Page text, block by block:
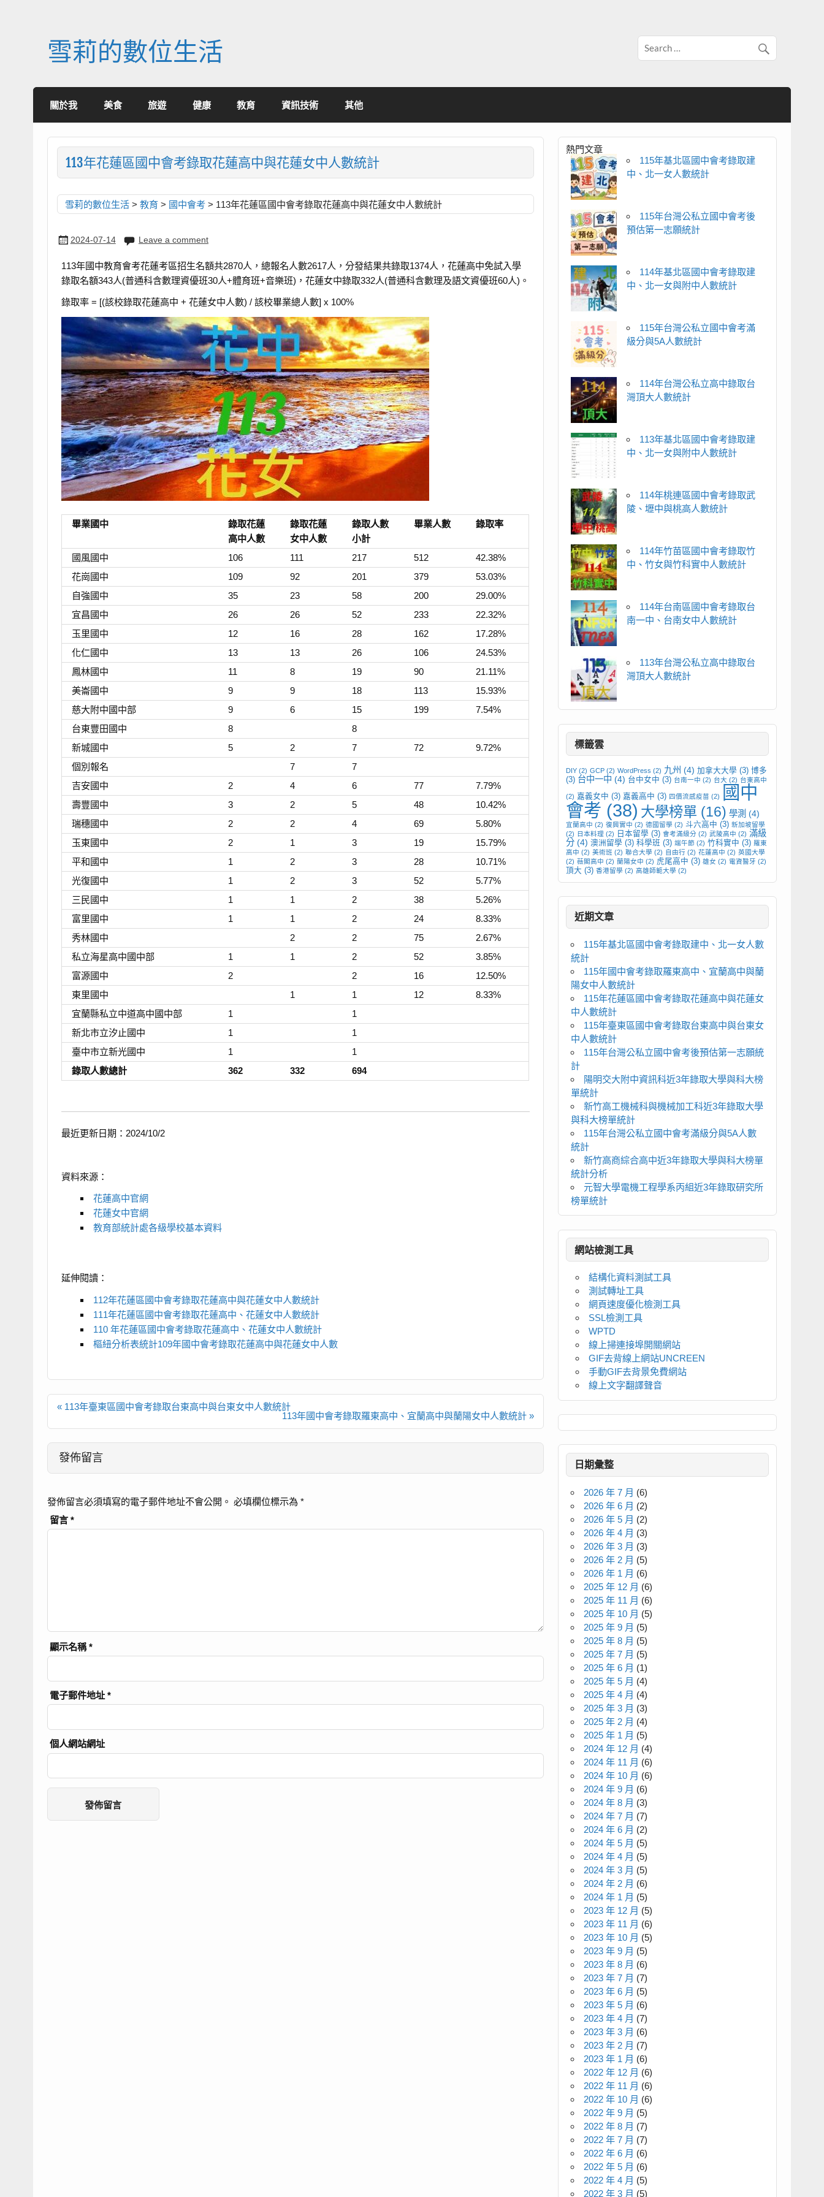
雪莉的數位生活
關於我 美食 旅遊 健康 教育 資訊技術 其他
113年花蓮區國中會考錄取花蓮高中與花蓮女中人數統計
雪莉的數位生活> 教育> 國中會考> 113年花蓮區國中會考錄取花蓮高中與花蓮女中人數統計
2024-07-14 Leave a comment
113年國中教育會考花蓮考區招生名額共2870人，總報名人數2617人，分發結果共錄取1374人，花蓮高中免試入學
錄取名額343人(普通科含數理資優班30人+體育班+音樂班)，花蓮女中錄取332人(普通科含數理及語文資優班60人)。
錄取率 = [(該校錄取花蓮高中 + 花蓮女中人數) / 該校畢業總人數] x 100%
畢業國中
錄取花蓮
高中人數
錄取花蓮
女中人數
錄取人數
小計
畢業人數 錄取率
國風國中 106 111 217 512
42.38%
花崗國中
109 92 201 379
53.03%
自強國中
35 23 58 200
29.00%
宜昌國中
26 26 52 233
22.32%
玉里國中
12 16 28 162
17.28%
化仁國中
13 13 26 106
24.53%
鳳林國中
11 8 19 90
21.11%
美崙國中
9 9 18 113
15.93%
慈大附中國中部
9 6 15 199
7.54%
台東豐田國中
8
8
新城國中
5 2 7 72
9.72%
個別報名
7
7
吉安國中
2 4 6 77
7.79%
壽豐國中
3 2 5 48
10.42%
瑞穗國中
2 2 4 69
5.80%
玉東國中
2 1 3 19
15.79%
平和國中
1 2 3 28
10.71%
光復國中
1 2 3 52
5.77%
三民國中
1 1 2 38
5.26%
富里國中
1 1 2 24
8.33%
秀林國中
2 2 75
2.67%
私立海星高中國中部
1 1 2 52
3.85%
富源國中
2 2 16
12.50%
東里國中
1 1 12
8.33%
宜蘭縣私立中道高中國中部
1
1
新北市立汐止國中
1
1
臺中市立新光國中
1
1
錄取人數總計
362 332 694
最近更新日期：2024/10/2
資料來源：
花蓮高中官網
花蓮女中官網
教育部統計處各級學校基本資料
延伸閱讀：
112年花蓮區國中會考錄取花蓮高中與花蓮女中人數統計
111年花蓮區國中會考錄取花蓮高中、花蓮女中人數統計
110 年花蓮區國中會考錄取花蓮高中、花蓮女中人數統計
樞紐分析表統計109年國中會考錄取花蓮高中與花蓮女中人數
文
« 113年臺東區國中會考錄取台東高中與台東女中人數統計
113年國中會考錄取羅東高中、宜蘭高中與蘭陽女中人數統計 »
發佈留言
發佈留言必須填寫的電子郵件地址不會公開。 必填欄位標示為 *
留言*
顯示名稱*
電子郵件地址*
個人網站網址
熱門文章
115年基北區國中會考錄取建
中、北一女人數統計
115年台灣公私立國中會考後
預估第一志願統計
114年基北區國中會考錄取建
中、北一女與附中人數統計
115年台灣公私立國中會考滿
級分與5A人數統計
114年台灣公私立高中錄取台
灣頂大人數統計
113年基北區國中會考錄取建
中、北一女與附中人數統計
114年桃連區國中會考錄取武
陵、壢中與桃高人數統計
114年竹苗區國中會考錄取竹
中、竹女與竹科實中人數統計
114年台南區國中會考錄取台
南一中、台南女中人數統計
113年台灣公私立高中錄取台
灣頂大人數統計
標籤雲
DIY (2) GCP (2) WordPress (2) 九州 (4) 加拿大大學 (3) 博多
(3) 台中一中 (4) 台中女中 (3) 台南一中 (2) 台大 (2) 台東高中
(2) 嘉義女中 (3) 嘉義高中 (3) 四價流感疫苗 (2)
國中
會考 (38) 大學榜單 (16) 學測 (4)
宜蘭高中 (2) 復興實中 (2) 德國留學 (2) 斗六高中 (3) 新加坡留學
(2) 日本料理 (2) 日本留學 (3) 會考滿級分 (2) 武陵高中 (2) 滿級
分 (4) 澳洲留學 (3) 科學班 (3) 端午節 (2) 竹科實中 (3) 羅東
高中 (2) 美術班 (2) 聯合大學 (2) 自由行 (2) 花蓮高中 (2) 英國大學
(2) 薇閣高中 (2) 蘭陽女中 (2) 虎尾高中 (3) 雄女 (2) 電資醫牙 (2)
頂大 (3) 香港留學 (2) 高雄師範大學 (2)
近期文章
115年基北區國中會考錄取建中、北一女人數
統計
115年國中會考錄取羅東高中、宜蘭高中與蘭
陽女中人數統計
115年花蓮區國中會考錄取花蓮高中與花蓮女
中人數統計
115年臺東區國中會考錄取台東高中與台東女
中人數統計
115年台灣公私立國中會考後預估第一志願統
計
陽明交大附中資訊科近3年錄取大學與科大榜
單統計
新竹高工機械科與機械加工科近3年錄取大學
與科大榜單統計
115年台灣公私立國中會考滿級分與5A人數
統計
新竹高商綜合高中近3年錄取大學與科大榜單
統計分析
元智大學電機工程學系丙組近3年錄取研究所
榜單統計
網站檢測工具
結構化資料測試工具
測試轉址工具
網頁速度優化檢測工具
SSL檢測工具
WPTD
線上掃連接埠開關網站
GIF去背線上網站UNCREEN
手動GIF去背景免費網站
線上文字翻譯聲音
日期彙整
2026 年 7 月 (6)
2026 年 6 月 (2)
2026 年 5 月 (2)
2026 年 4 月 (3)
2026 年 3 月 (3)
2026 年 2 月 (5)
2026 年 1 月 (6)
2025 年 12 月 (6)
2025 年 11 月 (6)
2025 年 10 月 (5)
2025 年 9 月 (5)
2025 年 8 月 (5)
2025 年 7 月 (5)
2025 年 6 月 (1)
2025 年 5 月 (4)
2025 年 4 月 (4)
2025 年 3 月 (3)
2025 年 2 月 (4)
2025 年 1 月 (5)
2024 年 12 月 (4)
2024 年 11 月 (6)
2024 年 10 月 (6)
2024 年 9 月 (6)
2024 年 8 月 (3)
2024 年 7 月 (7)
2024 年 6 月 (2)
2024 年 5 月 (5)
2024 年 4 月 (5)
2024 年 3 月 (5)
2024 年 2 月 (6)
2024 年 1 月 (5)
2023 年 12 月 (5)
2023 年 11 月 (6)
2023 年 10 月 (5)
2023 年 9 月 (5)
2023 年 8 月 (6)
2023 年 7 月 (7)
2023 年 6 月 (5)
2023 年 5 月 (6)
2023 年 4 月 (7)
2023 年 3 月 (6)
2023 年 2 月 (7)
2023 年 1 月 (6)
2022 年 12 月 (6)
2022 年 11 月 (6)
2022 年 10 月 (6)
2022 年 9 月 (5)
2022 年 8 月 (7)
2022 年 7 月 (7)
2022 年 6 月 (6)
2022 年 5 月 (6)
2022 年 4 月 (5)
2022 年 3 月 (5)